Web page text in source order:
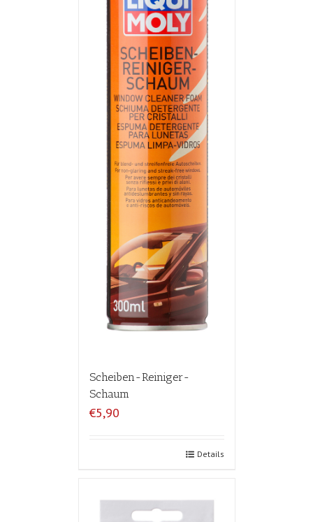
Scheiben-Reiniger-
Schaum
€5,90
Details